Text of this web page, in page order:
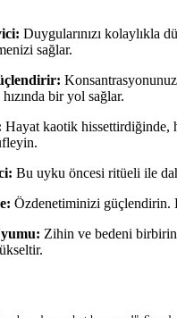
Duygularınızı kolaylıkla
sağlar.
bir yol sağlar.
Hayat kaotik hissettirdiğinde,
Bu uyku öncesi ritüeli ile
Özdenetiminizi güçlendirin.
Zihin ve bedeni